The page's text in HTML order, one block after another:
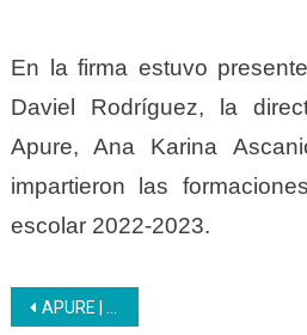
En la firma estuvo
Daviel Rodríguez, la
Apure, Ana Karina
impartieron las
escolar 2022-2023.
Navegación
APURE | El Inces continúa gira de medios